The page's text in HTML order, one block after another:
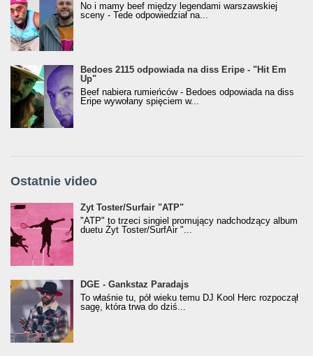
No i mamy beef między legendami warszawskiej
sceny - Tede odpowiedział na...
Bedoes 2115 odpowiada na diss Eripe - "Hit Em
Up"
Beef nabiera rumieńców - Bedoes odpowiada na diss
Eripe wywołany spięciem w...
Ostatnie video
Żyt Toster/SurfAir - ATP VIDEO
Żyt Toster/Surfair "ATP"
"ATP" to trzeci singiel promujący nadchodzący album
duetu Żyt Toster/SurfAir "...
donGURALesko z nagrodą za
Klasyczny/Trueschoolowy Album Roku
(Popkillery 2023)
DGE - Gankstaz Paradajs
To właśnie tu, pół wieku temu DJ Kool Herc rozpoczął
sagę, która trwa do dziś...